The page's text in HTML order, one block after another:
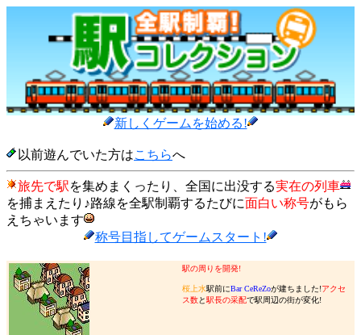
新しくゲームを始める!
以前遊んでいた方はこちらへ
旅先で駅を集めまくったり、全国に出没する実在の列車
を捕まえたり♪路線を全駅制覇するたびに面白い称号がもら
えちゃいます
称号目指してゲームスタート!
駅の周りを開発!
桜上水駅前にBar CeReZoが建ちました!アクセ
ス数と駅長の采配で駅周辺の街が変化!